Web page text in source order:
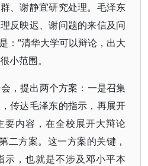
、谢静宜研究处理。毛泽东
反映迟、谢问题的来信及问
：“清华大学可以辩论，出大
小范围。
，提出两个方案：一是召集
传达毛泽东的指示，再展开
要内容，在全校展开大辩论
二方案。这一方案的关键，
，也就是不涉及邓小平本